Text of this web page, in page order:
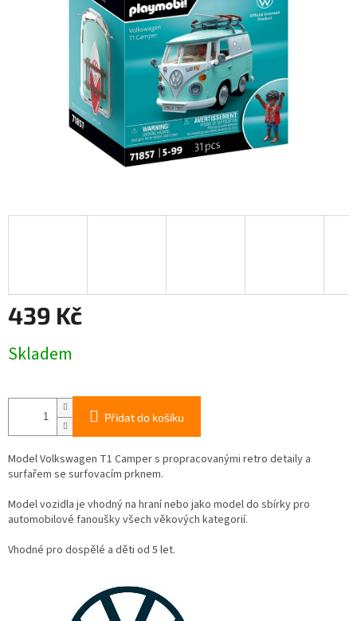
439 Kč
cena:
Skladem
Přidat do košíku
Model Volkswagen T1 Camper s propracovanými retro detaily a
surfařem se surfovacím prknem.
Model vozidla je vhodný na hraní nebo jako model do sbírky pro
automobilové fanoušky všech věkových kategorií.
Vhodné pro dospělé a děti od 5 let.